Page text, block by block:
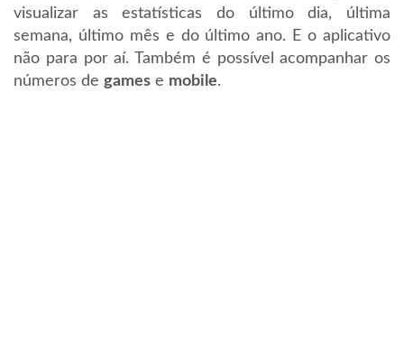
visualizar as estatísticas do último dia, última
semana, último mês e do último ano. E o aplicativo
não para por aí. Também é possível acompanhar os
números de games e mobile.